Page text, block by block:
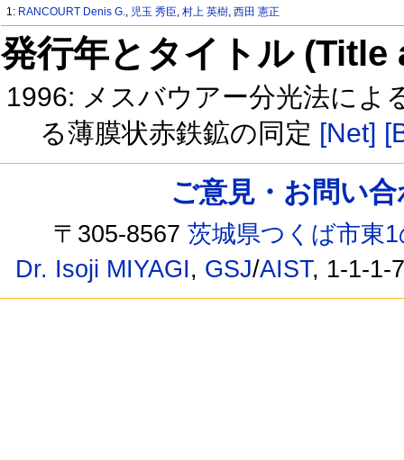
1: RANCOURT Denis G., 児玉 秀臣,村上 英樹,西田 憲正
発行年とタイトル
1996: メスバウアー分光法によ
る薄膜状赤鉄鉱の同定 [Net]
ご意見・お問い
〒305-8567茨城県つくば市東
Dr. Isoji MIYAGI, GSJ/AIST, 1-1-1-